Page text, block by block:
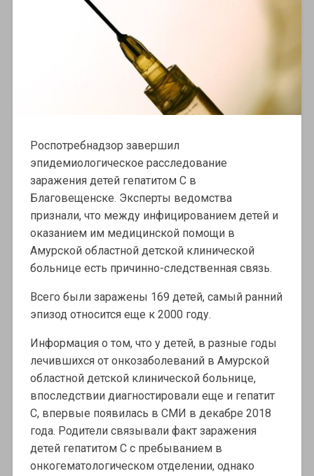
Роспотребнадзор завершил
эпидемиологическое расследование
заражения детей гепатитом С в
Благовещенске. Эксперты ведомства
признали, что между инфицированием детей и
оказанием им медицинской помощи в
Амурской областной детской клинической
больнице есть причинно-следственная связь.
Всего были заражены 169 детей, самый ранний
эпизод относится еще к 2000 году.
Информация о том, что у детей, в разные годы
лечившихся от онкозаболеваний в Амурской
областной детской клинической больнице,
впоследствии диагностировали еще и гепатит
С, впервые появилась в СМИ в декабре 2018
года. Родители связывали факт заражения
детей гепатитом С с пребыванием в
онкогематологическом отделении, однако